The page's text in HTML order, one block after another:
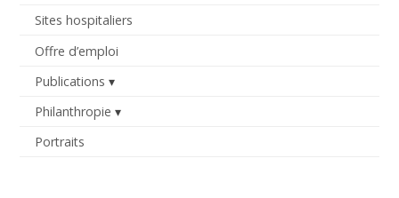
Sites hospitaliers
Offre d’emploi
Publications
Philanthropie
Portraits